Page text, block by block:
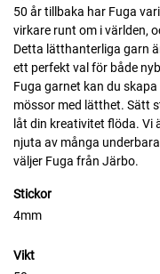
50 år tillbaka har Fuga
virkare runt om i världen,
Detta lätthanterliga garn
ett perfekt val för både
Fuga garnet kan du
mössor med lätthet. Sätt
låt din kreativitet flöda. Vi
njuta av många
väljer Fuga från Järbo.
Stickor
4mm
Vikt